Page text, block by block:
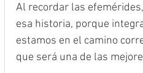
Al recordar las
esa historia, porque
estamos en el camino
que será una de las